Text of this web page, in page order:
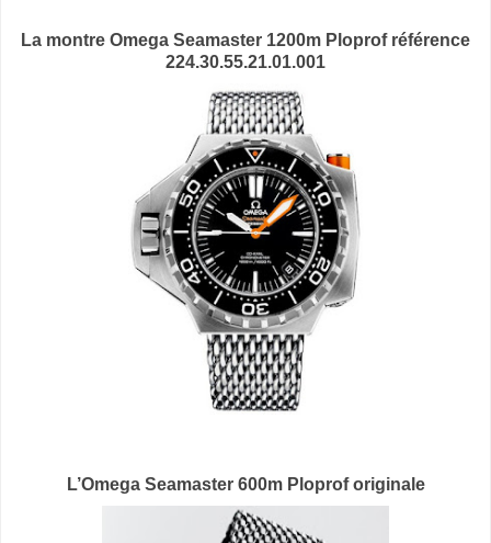
La montre Omega Seamaster 1200m Ploprof référence
224.30.55.21.01.001
L’Omega Seamaster 600m Ploprof originale